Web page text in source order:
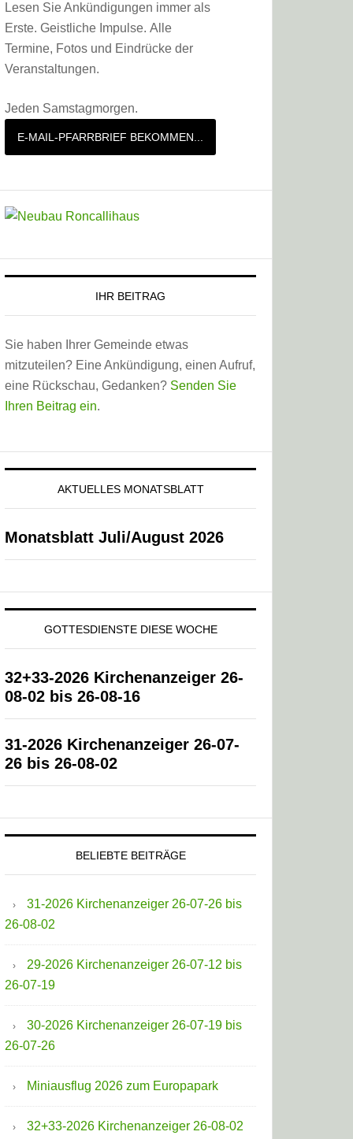
Lesen Sie Ankündigungen immer als
Erste. Geistliche Impulse. Alle
Termine, Fotos und Eindrücke der
Veranstaltungen.
Jeden Samstagmorgen.
E-MAIL-PFARRBRIEF BEKOMMEN...
IHR BEITRAG
Sie haben Ihrer Gemeinde etwas
mitzuteilen? Eine Ankündigung, einen Aufruf,
eine Rückschau, Gedanken? Senden Sie
Ihren Beitrag ein.
AKTUELLES MONATSBLATT
Monatsblatt Juli/August 2026
GOTTESDIENSTE DIESE WOCHE
32+33-2026 Kirchenanzeiger 26-
08-02 bis 26-08-16
31-2026 Kirchenanzeiger 26-07-
26 bis 26-08-02
BELIEBTE BEITRÄGE
31-2026 Kirchenanzeiger 26-07-26 bis
26-08-02
29-2026 Kirchenanzeiger 26-07-12 bis
26-07-19
30-2026 Kirchenanzeiger 26-07-19 bis
26-07-26
Miniausflug 2026 zum Europapark
32+33-2026 Kirchenanzeiger 26-08-02